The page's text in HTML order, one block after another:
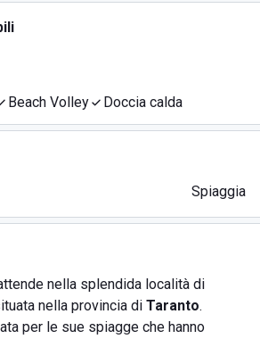
Beach Volley Doccia calda
Spiaggia
nella splendida località di
nella provincia di Taranto.
per le sue spiagge che hanno